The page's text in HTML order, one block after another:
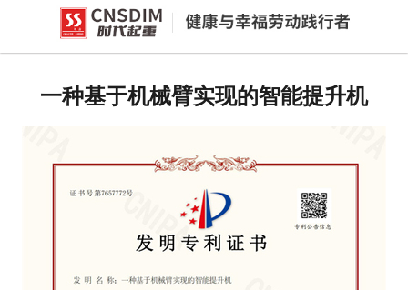
网站首页
公司概况
资质荣誉
企业文化
一种基于机械臂实现的智能提升机